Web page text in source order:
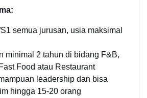
semua jurusan, usia maksimal
minimal 2 tahun di bidang F&B,
Food atau Restaurant
leadership dan bisa
hingga 15-20 orang